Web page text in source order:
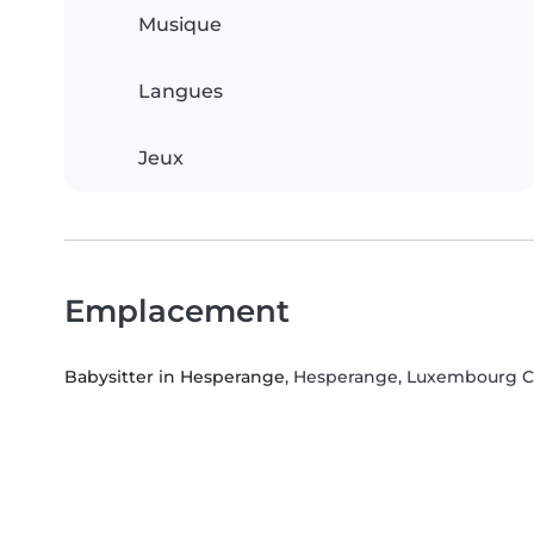
Musique
Langues
Jeux
Emplacement
Babysitter in Hesperange, Hesperange, Luxembourg